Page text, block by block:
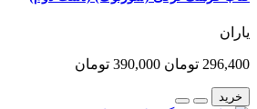
یاران
296,400 تومان 390,000 تومان
خرید